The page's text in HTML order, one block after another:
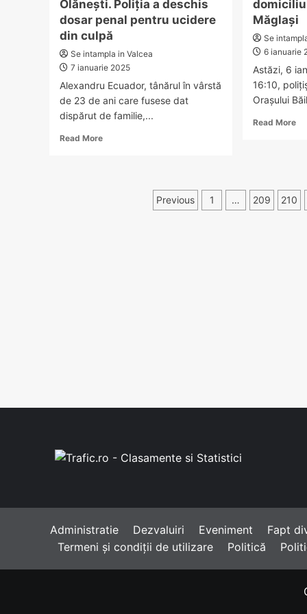
Olănești. Poliția a deschis
dosar penal pentru ucidere
din culpă
Se intampla in Valcea
7 ianuarie 2025
Alexandru Ecuador, tânărul în vârstă
de 23 de ani care fusese dat
dispărut de familie,...
Read MoreRead
din
Măglași
Se
6 ianuarie
Astăzi, 6
16:10,
Orașului
Read More
Paginație
Previous 1 … 209 210
Administratie Dezvaluiri Eveniment Fapt
Termeni și condiții de utilizare
Politică